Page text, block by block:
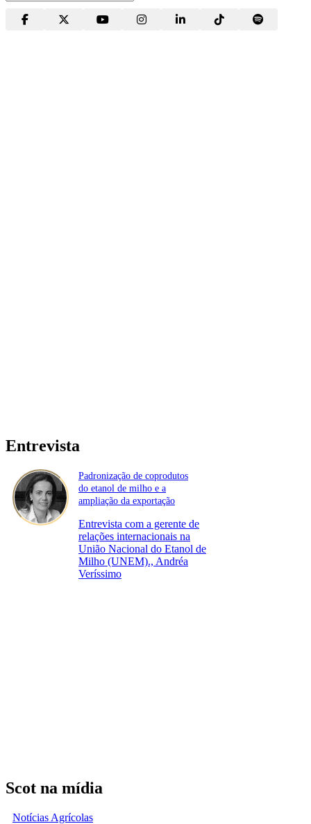
Entrevista
Padronização de coprodutos
do etanol de milho e a
ampliação da exportação
Entrevista com a gerente de
relações internacionais na
União Nacional do Etanol de
Milho (UNEM)., Andréa
Veríssimo
Scot na mídia
Notícias Agrícolas